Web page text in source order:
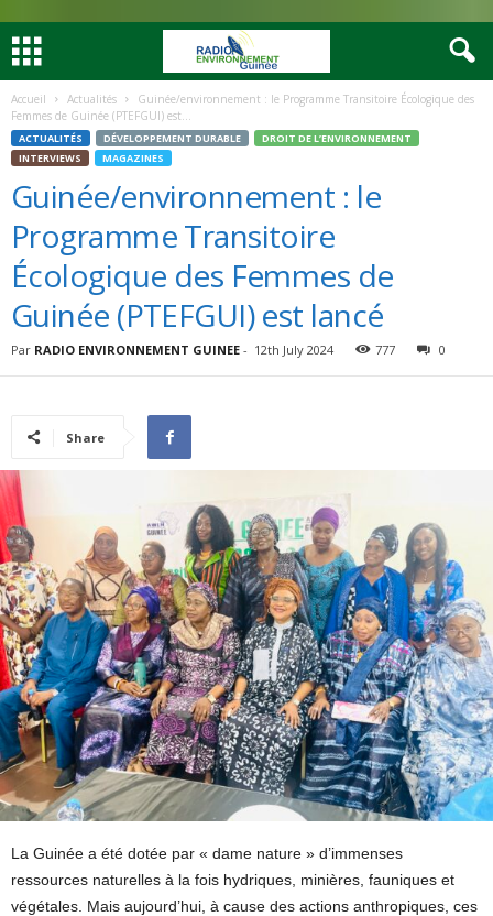
Accueil Actualités
Guinée/environnement : le Programme Transitoire Écologique des
Femmes de Guinée (PTEFGUI) est...
ACTUALITÉS DÉVELOPPEMENT DURABLE
DROIT DE L’ENVIRONNEMENT
INTERVIEWS
MAGAZINES
Guinée/environnement : le
Programme Transitoire
Écologique des Femmes de
Guinée (PTEFGUI) est lancé
Par RADIO ENVIRONNEMENT GUINEE - 12th July 2024 777 0
Share
La Guinée a été dotée par « dame nature » d’immenses
ressources naturelles à la fois hydriques, minières, fauniques et
végétales. Mais aujourd’hui, à cause des actions anthropiques, ces